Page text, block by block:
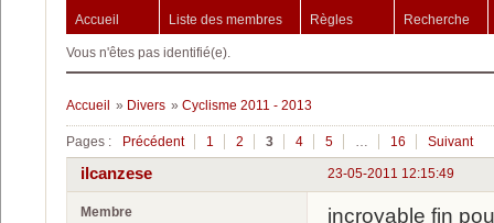
Accueil Liste des membres Règles Recherche
Vous n'êtes pas identifié(e).
Accueil » Divers » Cyclisme 2011 - 2013
Pages : Précédent 1 2 3 4 5 … 16 Suivant
23-05-2011 12:15:49
ilcanzese
Membre
incroyable fin